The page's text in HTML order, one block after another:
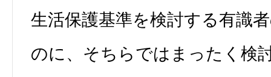
生活保護基準を検討する有識
のに、そちらではまったく検